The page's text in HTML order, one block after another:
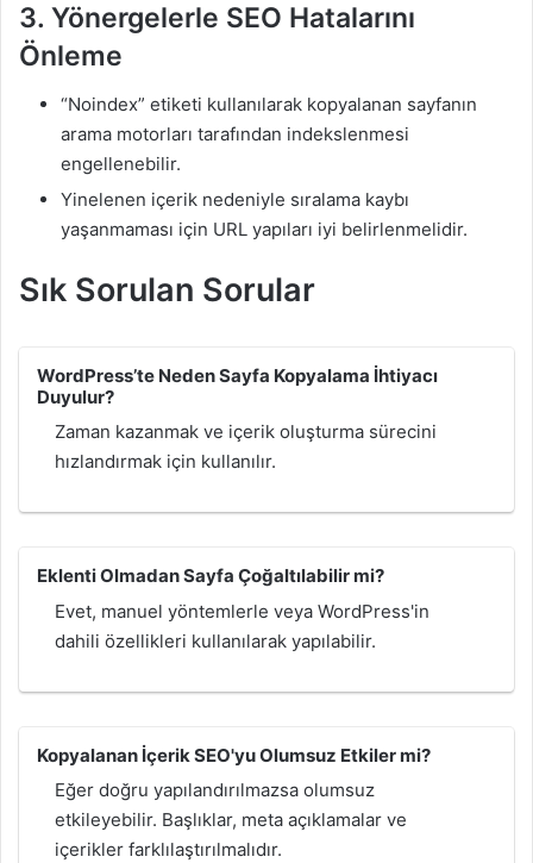
3. Yönergelerle SEO Hatalarını
Önleme
“Noindex” etiketi kullanılarak kopyalanan sayfanın
arama motorları tarafından indekslenmesi
engellenebilir.
Yinelenen içerik nedeniyle sıralama kaybı
yaşanmaması için URL yapıları iyi belirlenmelidir.
Sık Sorulan Sorular
WordPress’te Neden Sayfa Kopyalama İhtiyacı
Duyulur?
Zaman kazanmak ve içerik oluşturma sürecini
hızlandırmak için kullanılır.
Eklenti Olmadan Sayfa Çoğaltılabilir mi?
Evet, manuel yöntemlerle veya WordPress'in
dahili özellikleri kullanılarak yapılabilir.
Kopyalanan İçerik SEO'yu Olumsuz Etkiler mi?
Eğer doğru yapılandırılmazsa olumsuz
etkileyebilir. Başlıklar, meta açıklamalar ve
içerikler farklılaştırılmalıdır.